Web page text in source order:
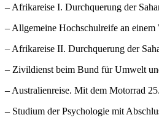
– Afrikareise I. Durchquerung der
– Allgemeine Hochschulreife an einem
– Afrikareise II. Durchquerung der
– Zivildienst beim Bund für Umwelt
– Australienreise. Mit dem Motorrad
– Studium der Psychologie mit